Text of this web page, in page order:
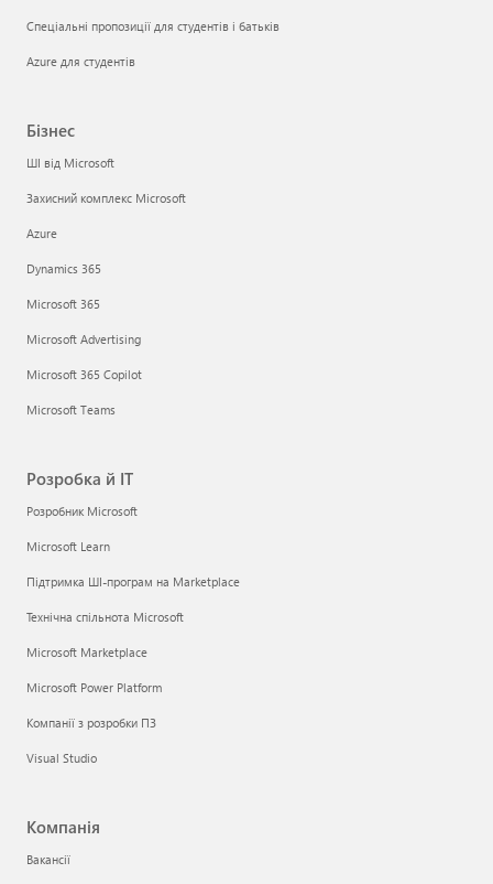
Спеціальні пропозиції для студентів і батьків
Azure для студентів
Бізнес
ШІ від Microsoft
Захисний комплекс Microsoft
Azure
Dynamics 365
Microsoft 365
Microsoft Advertising
Microsoft 365 Copilot
Microsoft Teams
Розробка й ІТ
Розробник Microsoft
Microsoft Learn
Підтримка ШІ-програм на Marketplace
Технічна спільнота Microsoft
Microsoft Marketplace
Microsoft Power Platform
Компанії з розробки ПЗ
Visual Studio
Компанія
Вакансії